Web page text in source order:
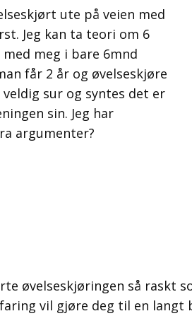
ute på veien med
Jeg kan ta teori om 6
meg i bare 6mnd
får 2 år og øvelseskjøre
sur og syntes det er
sin. Jeg har
argumenter?
øvelseskjøringen så raskt
vil gjøre deg til en langt